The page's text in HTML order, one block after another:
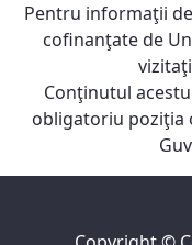
Pentru informaţii
cofinanţate de
vizitaţi
Conţinutul
obligatoriu poziţia